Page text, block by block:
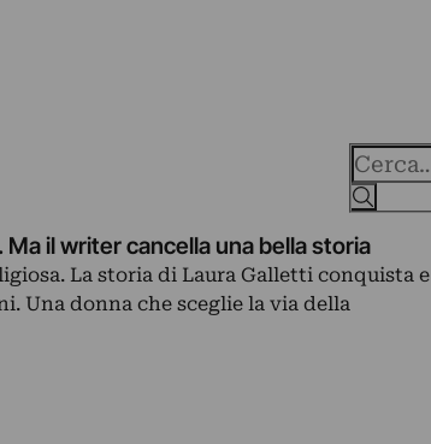
il writer cancella una bella storia
La storia di Laura Galletti conquista e
Una donna che sceglie la via della